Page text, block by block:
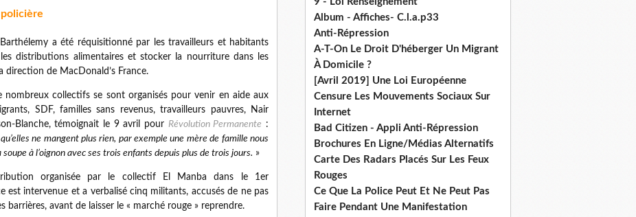
a été réquisitionné par les travailleurs et habitants
distributions alimentaires et stocker la nourriture dans les
direction de MacDonald’s France.
nombreux collectifs se sont organisés pour venir en aide aux
SDF, familles sans revenus, travailleurs pauvres, Nair
Blanche, témoignait le 9 avril pour Révolution Permanente :
ne mangent plus rien, par exemple une mère de famille nous
à l’oignon avec ses trois enfants depuis plus de trois jours. »
organisée par le collectif El Manba dans le 1er
est intervenue et a verbalisé cinq militants, accusés de ne pas
barrières, avant de laisser le « marché rouge » reprendre.
Album - Affiches- C.l.a.p33
Anti-Répression
A-T-On Le Droit D'héberger Un Migrant
À Domicile ?
[Avril 2019] Une Loi Européenne
Censure Les Mouvements Sociaux Sur
Internet
Bad Citizen - Appli Anti-Répression
Brochures En Ligne/Médias Alternatifs
Carte Des Radars Placés Sur Les Feux
Rouges
Ce Que La Police Peut Et Ne Peut Pas
Faire Pendant Une Manifestation